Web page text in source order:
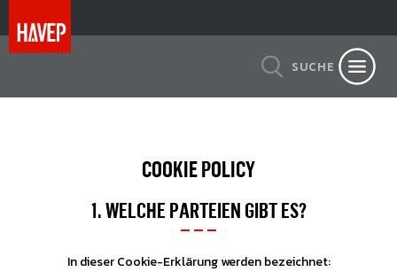
SUCHE
COOKIE POLICY
1. WELCHE PARTEIEN GIBT ES?
In dieser Cookie-Erklärung werden bezeichnet: